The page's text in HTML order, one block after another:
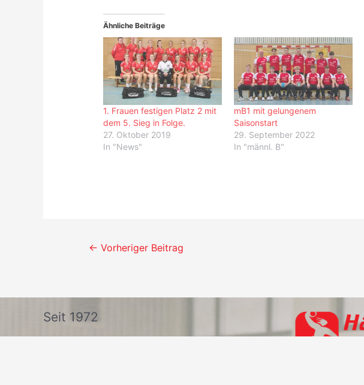
Ähnliche Beiträge
1. Frauen festigen Platz 2 mit
dem 5. Sieg in Folge.
27. Oktober 2019
In "News"
mB1 mit gelungenem
Saisonstart
29. September 2022
In "männl. B"
Beitrags-
← Vorheriger Beitrag
Seit 1972